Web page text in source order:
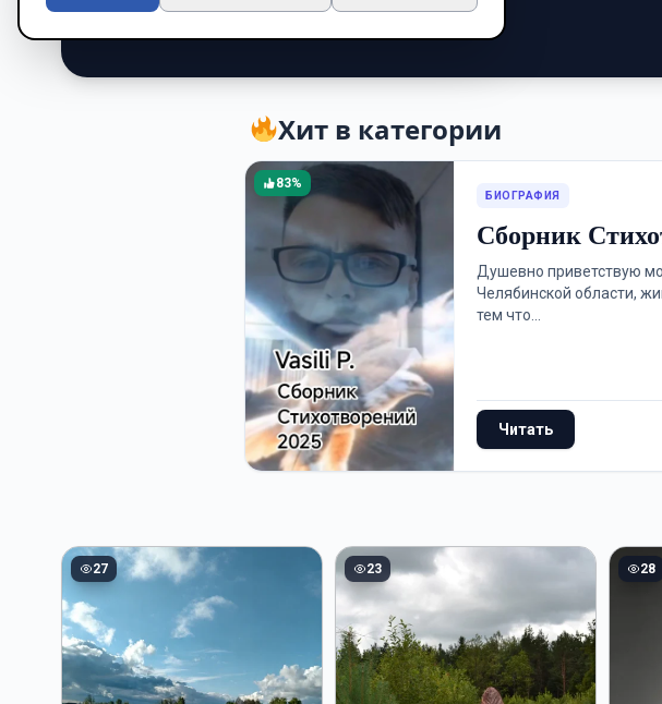
Хит в категории
83%
БИОГРАФИЯ
Сборник
Душевно приветствую
Челябинской области,
тем что...
Читать
27 23 28